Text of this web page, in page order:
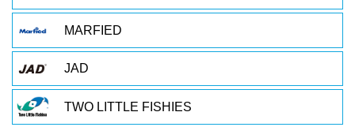
MARFIED
JAD
TWO LITTLE FISHIES